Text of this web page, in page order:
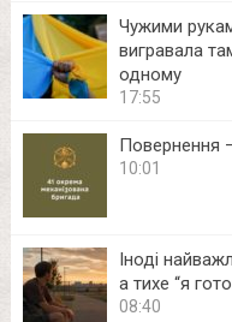
Чужими
вигравала
одному
17:55
Повернення
10:01
Іноді
а тихе “я
08:40